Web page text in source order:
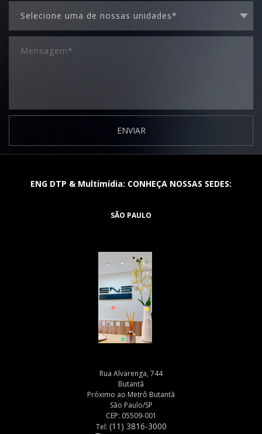
ENVIAR
ENG DTP & Multimídia: CONHEÇA NOSSAS SEDES:
SÃO PAULO
Rua Alvarenga, 744
Butantã
Próximo ao Metrô Butantã
São Paulo/SP
CEP: 05509-001
Tel: (11) 3816-3000